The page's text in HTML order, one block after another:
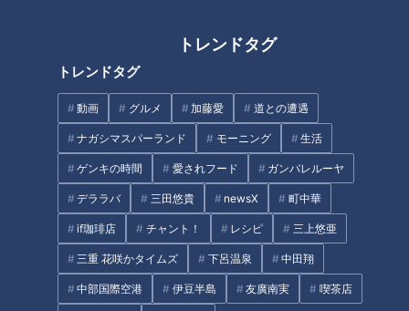
トレンドタグ
トレンドタグ
動画 グルメ 加藤愛 道との遭遇
ナガシマスパーランド モーニング 生活
ゲンキの時間 愛されフード ガンバレルーヤ
デララバ 三田悠貴 newsX 町中華
if珈琲店 チャント！ レシピ 三上悠亜
三重 花咲かタイムズ 下呂温泉 中田翔
中部国際空港 伊豆半島 友廣南実 喫茶店
【夏の北海道 830キロ①】グ
ラビアアイドルが一般道だけで
走ってみた♡ いきなり天に続く
道！？【道との遭遇】
【岐阜】軽トラ女子が「初体験
グルメ」を巡る旅③【道との遭
エンタメ 三田悠貴 道との遭遇
番組紹介
道との遭遇
「道との遭遇」動画